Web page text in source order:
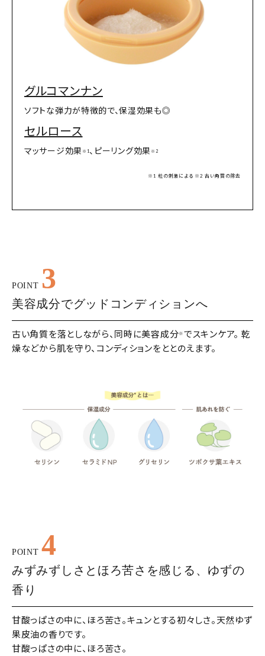
グルコマンナン
ソフトな弾力が特徴的で、保湿効果も◎
セルロース
マッサージ効果 ※1 、ピーリング効果 ※2
※1 粒の刺激による ※2 古い角質の除去
POINT 3
美容成分でグッドコンディションへ
古い角質を落としながら、同時に美容成分※でスキンケア。 乾
燥などから肌を守り、コンディションをととのえます。
POINT4
みずみずしさとほろ苦さを感じる、ゆずの
香り
甘酸っぱさの中に、ほろ苦さ。キュンとする初々しさ。天然ゆず
果皮油の香りです。
甘酸っぱさの中に、ほろ苦さ。